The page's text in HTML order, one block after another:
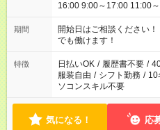
16:00 9:00～17:00 11:00～19:00
場合、他のお仕事と合わ
ん ※法令に基づき、週20
となります ※労働者派遣法
短時間・短期間の就業は
期間
開始日はご相談くださ
でも働けます！
特徴 日払いOK / 履歴書不要 /
服装自由 / シフト勤務 / 10
ソコンスキル不要
気になる！ 応